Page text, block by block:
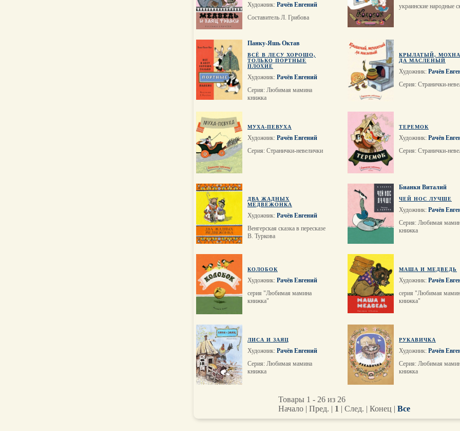
Художник: Рачёв Евгений
Составитель Л. Грибова
украинские народные
Панку-Яшь Октав
ВСЁ В ЛЕСУ ХОРОШО,
ТОЛЬКО ПОРТНЫЕ
ПЛОХИЕ
Художник: Рачёв Евгений
Серия: Любимая мамина
книжка
КРЫЛАТЫЙ,
ДА МАСЛЕНЫЙ
Художник: Рачёв
Серия: Странички-
МУХА-ПЕВУХА
Художник: Рачёв Евгений
Серия: Странички-невелички
ТЕРЕМОК
Художник: Рачёв
Серия: Странички-
ДВА ЖАДНЫХ
МЕДВЕЖОНКА
Художник: Рачёв Евгений
Венгерская сказка в пересказе
В. Туркова
Бианки Виталий
ЧЕЙ НОС ЛУЧШЕ
Художник: Рачёв
Серия: Любимая
книжка
КОЛОБОК
Художник: Рачёв Евгений
серия "Любимая мамина
книжка"
МАША И МЕДВЕДЬ
Художник: Рачёв
серия "Любимая
книжка"
ЛИСА И ЗАЯЦ
Художник: Рачёв Евгений
Серия: Любимая мамина
книжка
РУКАВИЧКА
Художник: Рачёв
Серия: Любимая
книжка
Товары 1 - 26 из 26
Начало | Пред. | 1 | След. | Конец | Все